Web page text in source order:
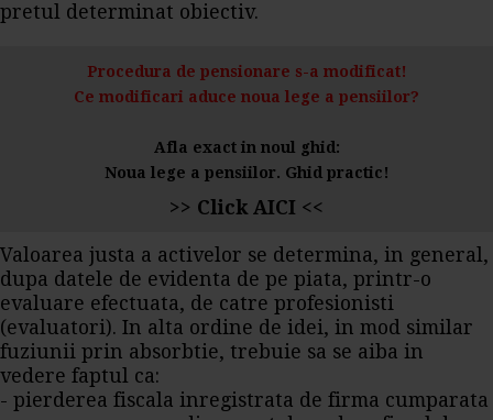
pretul determinat obiectiv.
Procedura de pensionare s-a modificat!
Ce modificari aduce noua lege a pensiilor?
Afla exact in noul ghid:
Noua lege a pensiilor. Ghid practic!
>> Click AICI <<
Valoarea justa a activelor se determina, in general,
dupa datele de evidenta de pe piata, printr-o
evaluare efectuata, de catre profesionisti
(evaluatori). In alta ordine de idei, in mod similar
fuziunii prin absorbtie, trebuie sa se aiba in
vedere faptul ca:
- pierderea fiscala inregistrata de firma cumparata